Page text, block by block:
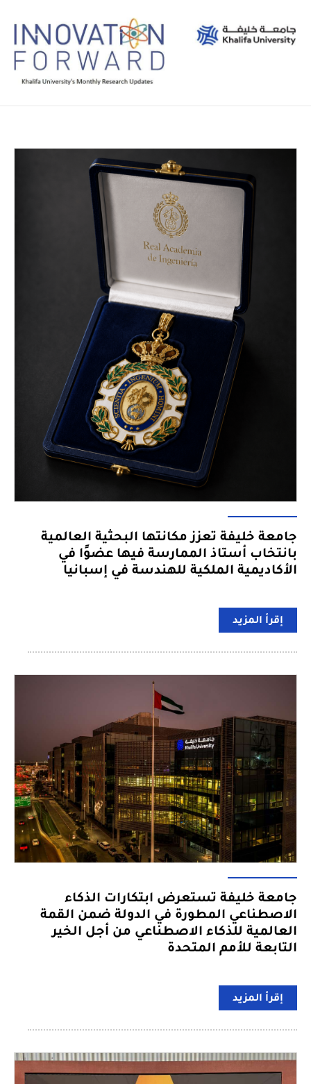
جامعة خليفة تعزز مكانتها البحثية العالمية
بانتخاب أستاذ الممارسة فيها عضوًا في
الأكاديمية الملكية للهندسة في إسبانيا
إقرأ المزيد
جامعة خليفة تستعرض ابتكارات الذكاء
الاصطناعي المطورة في الدولة ضمن القمة
العالمية للذكاء الاصطناعي من أجل الخير
التابعة للأمم المتحدة
إقرأ المزيد